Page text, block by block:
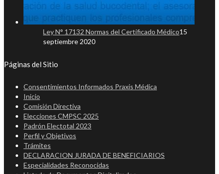
Ley N° 17132 Normas del Certificado Médico15
septiembre 2020
Páginas del Sitio
Consentimientos Informados Praxis Médica
Inicio
Comisión Directiva
Elecciones CMPSC 2025
Padrón Electotal 2023
Perfil y Objetivos
Trámites
DECLARACION JURADA DE BENEFICIARIOS
Especialidades Reconocidas